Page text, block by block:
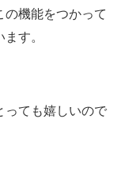
の機能をつかって
す。
っても嬉しいので